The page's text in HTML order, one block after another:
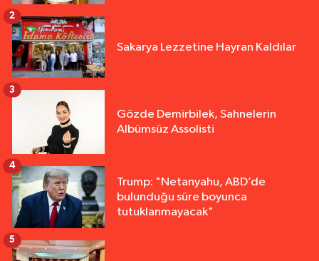
Sakarya Lezzetine Hayran Kaldılar
2
Gözde Demirbilek, Sahnelerin
Albümsüz Assolisti
3
Trump: "Netanyahu, ABD’de
bulunduğu süre boyunca
tutuklanmayacak"
4
5